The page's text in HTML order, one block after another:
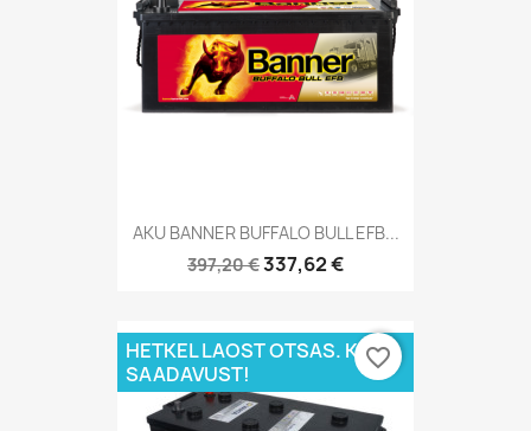
AKU BANNER BUFFALO BULL EFB...
397,20 €337,62 €
HETKEL LAOST OTSAS. KÜSI
SAADAVUST!
favorite_border